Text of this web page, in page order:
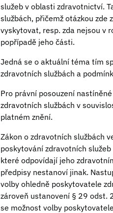
služeb v oblasti zdravotnictví.
službách, přičemž otázkou zde
vyskytovat, resp. zda nejsou v
popřípadě jeho části.
Jedná se o aktuální téma tím
zdravotních službách a
Pro právní posouzení
zdravotních službách v
platném znění.
Zákon o zdravotních službách
poskytování zdravotních
které odpovídají jeho
předpisy nestanoví jinak.
volby ohledně poskytovatele
zároveň ustanovení § 29 odst.
se možnost volby